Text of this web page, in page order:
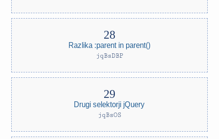
Razlika :parent in parent()
jqBsDBP
Drugi selektorji jQuery
jqBsOS